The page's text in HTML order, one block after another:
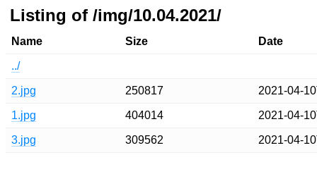
Listing of /img/10.04.2021/
Name Size Date
../
2.jpg 250817 2021-04-
1.jpg 404014 2021-04-
3.jpg 309562 2021-04-